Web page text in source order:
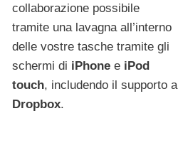
collaborazione possibile
tramite una lavagna all’interno
delle vostre tasche tramite gli
schermi di iPhonee iPod
touch, includendo il supporto a
Dropbox.